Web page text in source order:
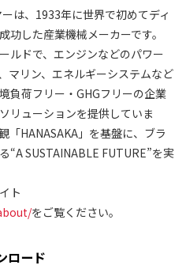
は、1933年に世界で初めてディ
功した産業機械メーカーです。
ルドで、エンジンなどのパワー
マリン、エネルギーシステムなど
負荷フリー・GHGフリーの企業
リューションを提供していま
「HANASAKA」を基盤に、ブラ
“A SUSTAINABLE FUTURE”を実
ト
をご覧ください。
ロード